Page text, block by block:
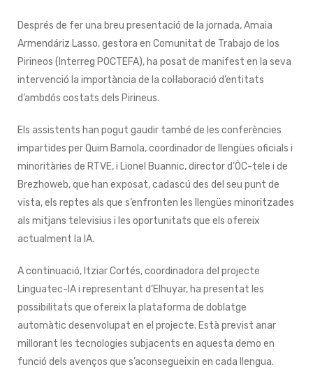
Després de fer una breu presentació de la jornada, Amaia
Armendáriz Lasso, gestora en Comunitat de Trabajo de los
Pirineos (Interreg POCTEFA), ha posat de manifest en la seva
intervenció la importància de la col·laboració d’entitats
d’ambdós costats dels Pirineus.
Els assistents han pogut gaudir també de les conferències
impartides per Quim Barnola, coordinador de llengües oficials i
minoritàries de RTVE, i Lionel Buannic, director d’ÒC-tele i de
Brezhoweb, que han exposat, cadascú des del seu punt de
vista, els reptes als que s’enfronten les llengües minoritzades
als mitjans televisius i les oportunitats que els ofereix
actualment la IA.
A continuació, Itziar Cortés, coordinadora del projecte
Linguatec-IA i representant d’Elhuyar, ha presentat les
possibilitats que ofereix la plataforma de doblatge
automàtic desenvolupat en el projecte. Està previst anar
millorant les tecnologies subjacents en aquesta demo en
funció dels avenços que s’aconsegueixin en cada llengua.